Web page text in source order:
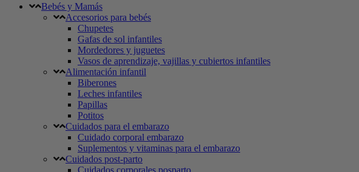
Bebés y Mamás
Accesorios para bebés
Chupetes
Gafas de sol infantiles
Mordedores y juguetes
Vasos de aprendizaje, vajillas y cubiertos infantiles
Alimentación infantil
Biberones
Leches infantiles
Papillas
Potitos
Cuidados para el embarazo
Cuidado corporal embarazo
Suplementos y vitaminas para el embarazo
Cuidados post-parto
Cuidados corporales posparto